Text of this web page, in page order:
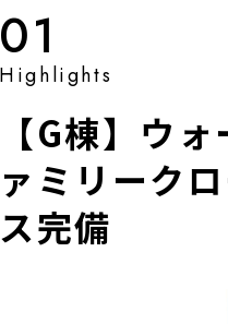
01
【G棟】ウ
ァミリーク
ス完備